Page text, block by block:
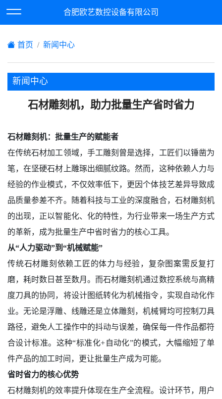
欢迎访问合肥欧艺数控设备有限公司网站！
合肥欧艺数控设备有限公司
首页 新闻中心
新闻中心
石材雕刻机，助力批量生产省时省力
石材雕刻机：批量生产的赋能者
在传统石材加工领域，手工雕刻曾是选择，工匠们以锤凿为
笔，在坚硬石材上雕琢出细腻纹路。然而，这种依赖人力与
经验的作业模式，不仅效率低下，更因个体技艺差异导致成
品质量参差不齐。随着科技与工业的深度融合，石材雕刻机
的出现，正以智能化、化的特性，为行业带来一场生产方式
的革新，成为批量生产中省时省力的核心工具。
从“人力驱动”到“机械赋能”
传统石材雕刻依赖工匠的体力与经验，复杂图案需反复打
磨，耗时数日甚至数月。而石材雕刻机通过数控系统与高精
度刀具的协同，将设计图纸转化为机械指令，实现自动化作
业。无论是浮雕、线雕还是立体雕刻，机械臂均可控制刀具
路径，避免人工操作中的抖动与误差，确保每一件作品都符
合设计标准。这种“标准化+自动化”的模式，大幅缩短了单
件产品的加工时间，更让批量生产成为可能。
省时省力的核心优势
石材雕刻机的效率提升体现在生产全流程。设计环节，用户